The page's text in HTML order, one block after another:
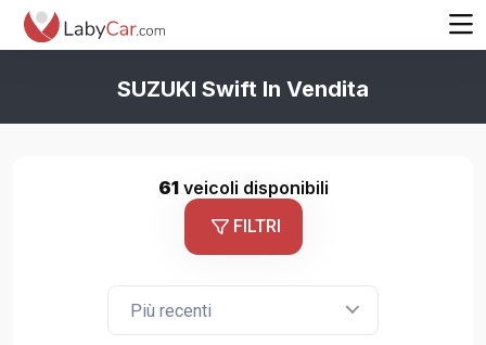
SUZUKI Swift In Vendita
61veicoli disponibili
FILTRI
Più recenti